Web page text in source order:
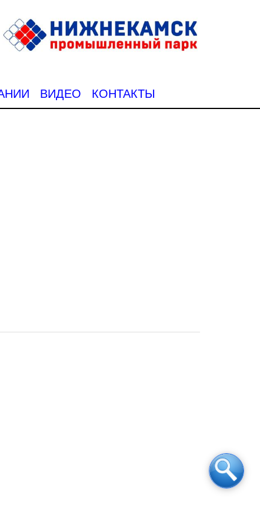
ВИДЕО
КОНТАКТЫ